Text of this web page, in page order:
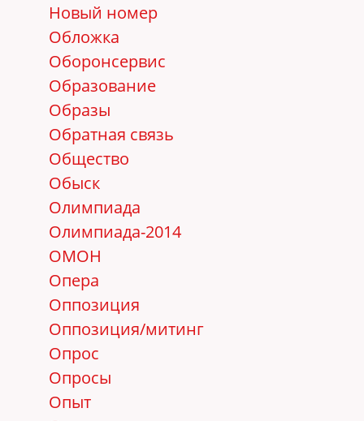
Новый номер
Обложка
Оборонсервис
Образование
Образы
Обратная связь
Общество
Обыск
Олимпиада
Олимпиада-2014
ОМОН
Опера
Оппозиция
Оппозиция/митинг
Опрос
Опросы
Опыт